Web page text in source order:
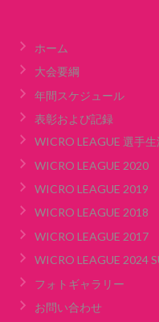
ホーム
大会要綱
年間スケジュール
表彰および記録
WICRO LEAGUE 選手
WICRO LEAGUE 2020
WICRO LEAGUE 2019
WICRO LEAGUE 2018
WICRO LEAGUE 2017
WICRO LEAGUE 2024
フォトギャラリー
お問い合わせ